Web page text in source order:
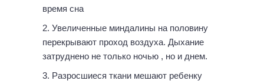
время сна
Увеличенные миндалины на половину
перекрывают проход воздуха. Дыхание
затруднено не только ночью , но и днем.
Разросшиеся ткани мешают ребенку